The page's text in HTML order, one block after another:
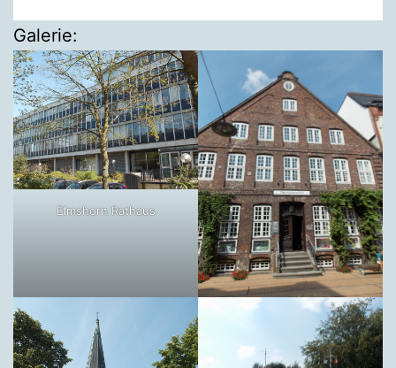
Galerie:
Elmshorn Rathaus